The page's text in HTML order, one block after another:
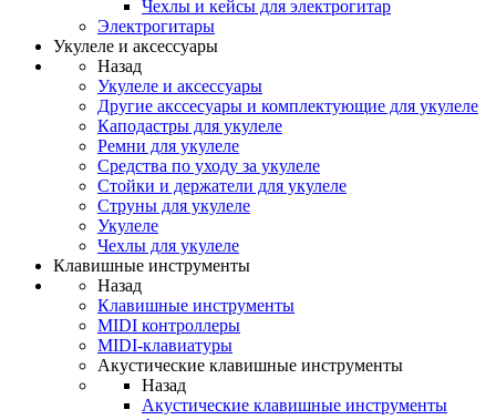
Чехлы и кейсы для электрогитар
Электрогитары
Укулеле и аксессуары
Назад
Укулеле и аксессуары
Другие акссесуары и комплектующие для укулеле
Каподастры для укулеле
Ремни для укулеле
Средства по уходу за укулеле
Стойки и держатели для укулеле
Струны для укулеле
Укулеле
Чехлы для укулеле
Клавишные инструменты
Назад
Клавишные инструменты
MIDI контроллеры
MIDI-клавиатуры
Акустические клавишные инструменты
Назад
Акустические клавишные инструменты